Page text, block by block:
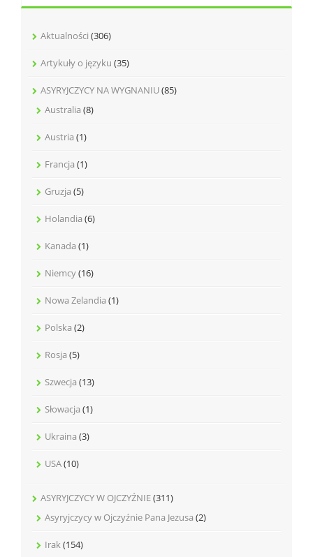
Aktualności (306)
Artykuły o języku (35)
ASYRYJCZYCY NA WYGNANIU(85)
Australia (8)
Austria (1)
Francja (1)
Gruzja (5)
Holandia (6)
Kanada (1)
Niemcy(16)
Nowa Zelandia (1)
Polska (2)
Rosja (5)
Szwecja (13)
Słowacja (1)
Ukraina (3)
USA(10)
ASYRYJCZYCY W OJCZYŹNIE(311)
Asyryjczycy w Ojczyźnie Pana Jezusa (2)
Irak(154)